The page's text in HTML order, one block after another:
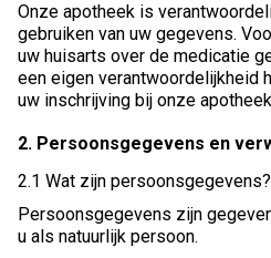
Onze apotheek is
gebruiken van uw gegevens.
uw huisarts over de medicatie
een eigen verantwoordelijkheid
uw inschrijving bij onze
2. Persoonsgegevens en
2.1 Wat zijn persoonsgegevens?
Persoonsgegevens zijn
u als natuurlijk persoon.